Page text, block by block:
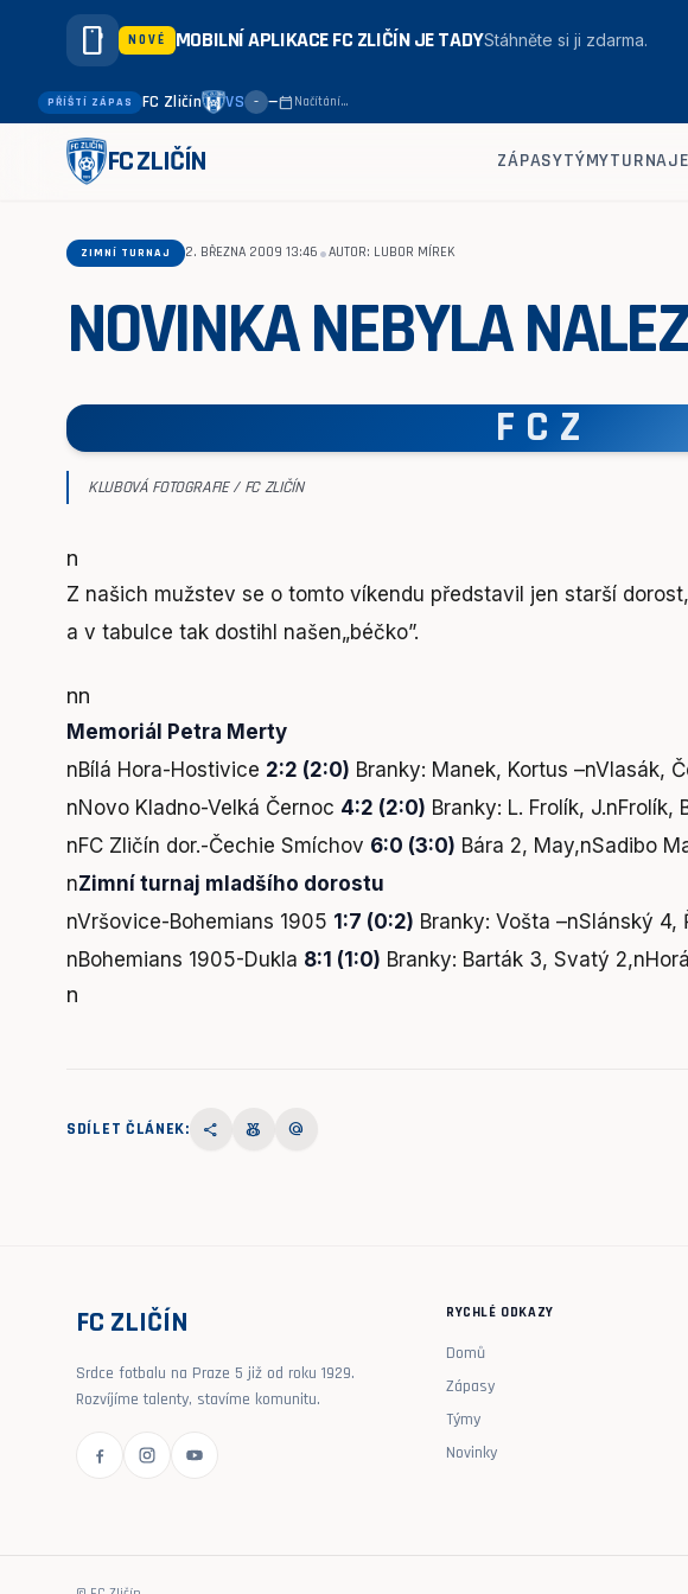
smartphone NOVÉ MOBILNÍ APLIKACE FC ZLIČÍN JE TADYStáhněte si ji zdarma.
PŘÍŠTÍ ZÁPAS FC Zličín VS – —calendar_today Načítání…
FC ZLIČÍN ZÁPASYTÝMYTURNAJE
ZIMNÍ TURNAJ 2. BŘEZNA 2009 13:46 •AUTOR: LUBOR MÍREK
NOVINKA NEBYLA
FCZ
KLUBOVÁ FOTOGRAFIE / FC ZLIČÍN
n
Z našich mužstev se o tomto víkendu představil jen starší
a v tabulce tak dostihl našen„béčko”.
nn
Memoriál Petra Merty
nBílá Hora-Hostivice 2:2 (2:0) Branky: Manek, Kortus –nVlasák,
nNovo Kladno-Velká Černoc 4:2 (2:0) Branky: L. Frolík,
nFC Zličín dor.-Čechie Smíchov 6:0 (3:0) Bára 2, May,nSadibo
nZimní turnaj mladšího dorostu
nVršovice-Bohemians 1905 1:7 (0:2) Branky: Vošta –nSlánský
nBohemians 1905-Dukla 8:1 (1:0) Branky: Barták 3, Svatý
n
SDÍLET ČLÁNEK: share social_leaderboard alternate_email
FC ZLIČÍN
Srdce fotbalu na Praze 5 již od roku 1929.
Rozvíjíme talenty, stavíme komunitu.
RYCHLÉ ODKAZY
Domů
Zápasy
Týmy
Novinky